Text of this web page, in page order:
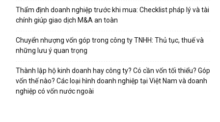
Thẩm định doanh nghiệp trước khi mua: Checklist pháp lý và tài
chính giúp giao dịch M&A an toàn
Chuyển nhượng vốn góp trong công ty TNHH: Thủ tục, thuế và
những lưu ý quan trọng
Thành lập hộ kinh doanh hay công ty? Có cần vốn tối thiểu? Góp
vốn thế nào? Các loại hình doanh nghiệp tại Việt Nam và doanh
nghiệp có vốn nước ngoài